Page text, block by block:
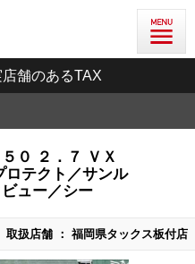
舗のあるTAX
０ ２．７ ＶＸ
ロテクト／サンル
ュー／シー
取扱店舗 ： 福岡県タックス板付店